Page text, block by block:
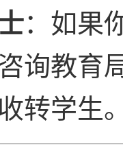
：如果
询教育
转学生